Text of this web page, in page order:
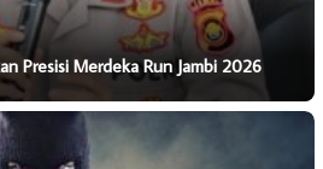
Presisi Merdeka Run Jambi 2026